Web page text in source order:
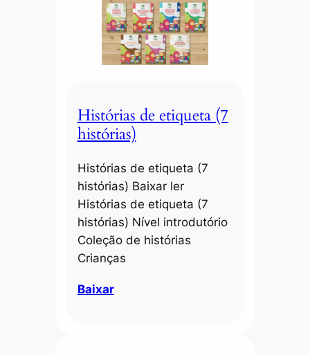
Histórias de etiqueta (7
histórias)
Histórias de etiqueta (7
histórias) Baixar ler
Histórias de etiqueta (7
histórias) Nível introdutório
Coleção de histórias
Crianças
Baixar